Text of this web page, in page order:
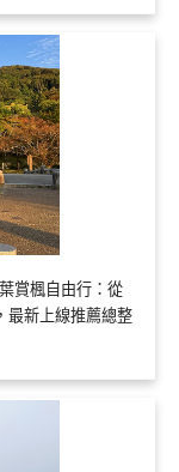
賞楓自由行：從
最新上線推薦總整